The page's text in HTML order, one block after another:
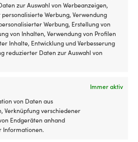
zur Auswahl von Werbeanzeigen,
Werbung, Verwendung
Werbung, Erstellung von
von Inhalten, Verwendung von Profilen
Inhalte, Entwicklung und Verbesserung
reduzierter Daten zur Auswahl von
Immer aktiv
von Daten aus
Verknüpfung verschiedener
Endgeräten anhand
Informationen.
Preisgarantie der
vergleichen.Unsere
einfach: Wir gleichen die
an. Du kannst also
14 Tagen bei einem anderen
komplizierten Bedingungen.
Preisgarantie